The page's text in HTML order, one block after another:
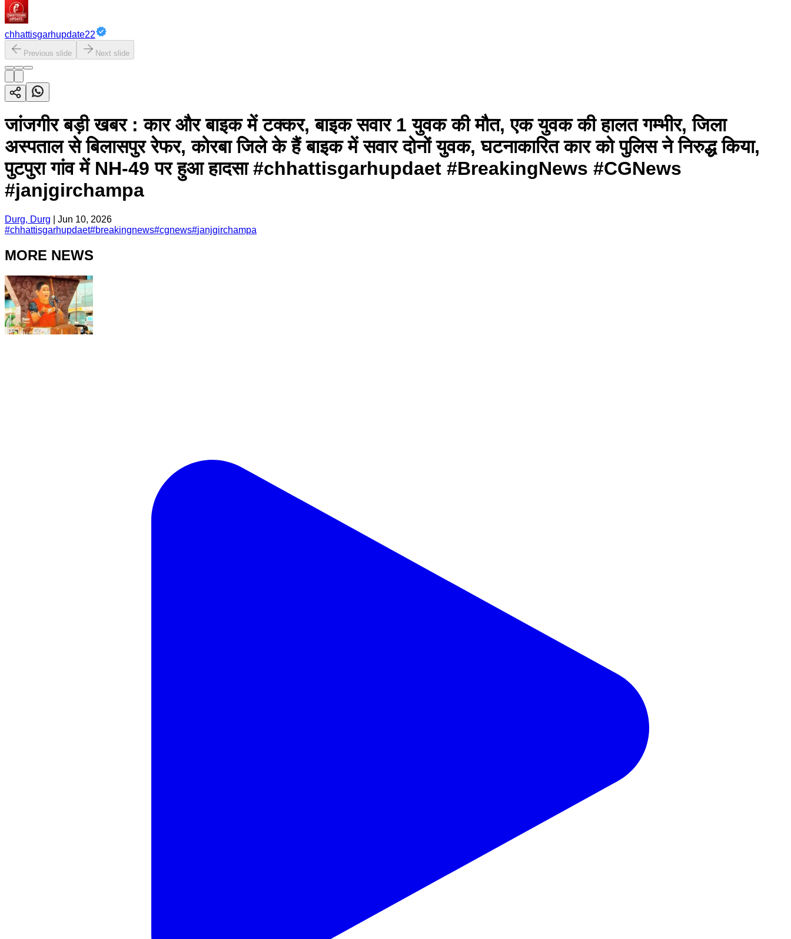
chhattisgarhupdate22
Previous slide Next slide
जांजगीर बड़ी खबर : कार और बाइक में टक्कर, बाइक सवार 1 युवक की मौत, एक युवक की हालत गम्भीर, जिला
अस्पताल से बिलासपुर रेफर, कोरबा जिले के हैं बाइक में सवार दोनों युवक, घटनाकारित कार को पुलिस ने निरुद्ध किया,
पुटपुरा गांव में NH-49 पर हुआ हादसा #chhattisgarhupdaet #BreakingNews #CGNews
#janjgirchampa
Durg, Durg
Jun 10, 2026
#chhattisgarhupdaet#breakingnews#cgnews#janjgirchampa
MORE NEWS